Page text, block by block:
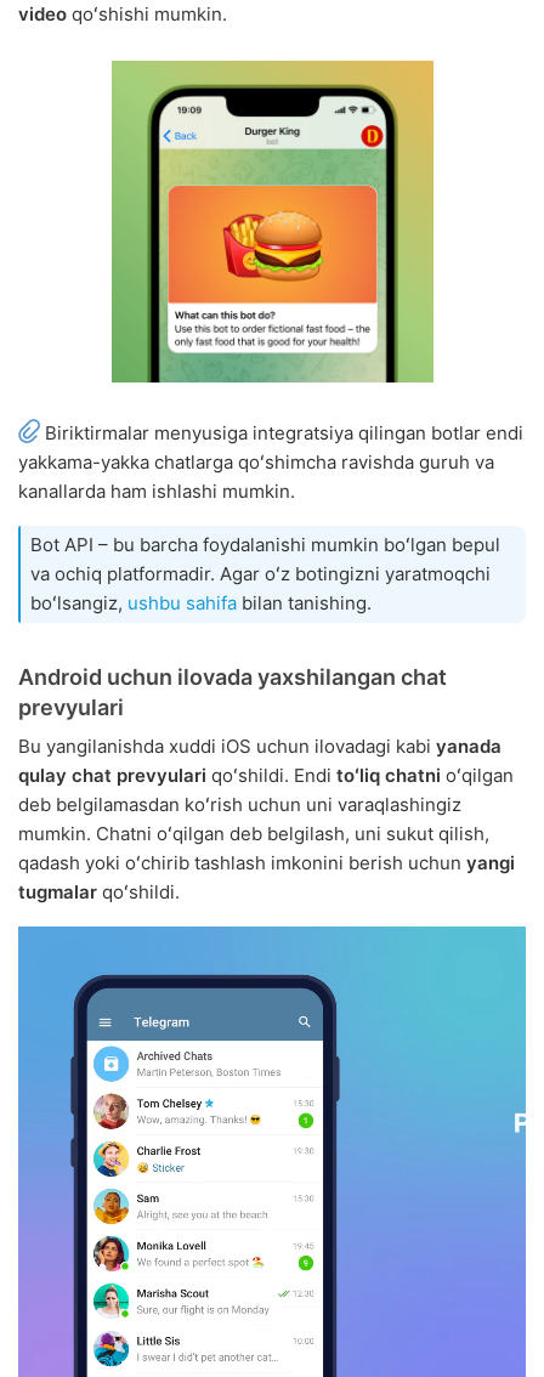
video qoʻshishi mumkin.
Biriktirmalar menyusiga integratsiya qilingan botlar endi
yakkama-yakka chatlarga qoʻshimcha ravishda guruh va
kanallarda ham ishlashi mumkin.
Bot API – bu barcha foydalanishi mumkin boʻlgan bepul
va ochiq platformadir. Agar oʻz botingizni yaratmoqchi
boʻlsangiz, ushbu sahifa bilan tanishing.
Android uchun ilovada yaxshilangan chat
prevyulari
Bu yangilanishda xuddi iOS uchun ilovadagi kabi yanada
qulay chat prevyulari qoʻshildi. Endi toʻliq chatni oʻqilgan
deb belgilamasdan koʻrish uchun uni varaqlashingiz
mumkin. Chatni oʻqilgan deb belgilash, uni sukut qilish,
qadash yoki oʻchirib tashlash imkonini berish uchun yangi
tugmalar qoʻshildi.